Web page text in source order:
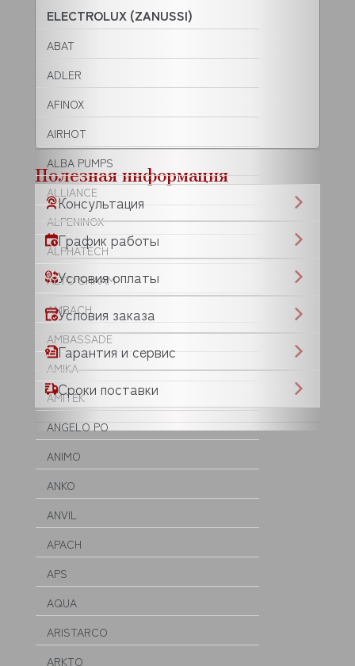
ELECTROLUX (ZANUSSI)
ABAT
ADLER
AFINOX
AIRHOT
ALBA PUMPS
ALLIANCE
ALPENINOX
ALPHATECH
ALTO SHAAM
AMBACH
AMBASSADE
AMIKA
AMITEK
ANGELO PO
ANIMO
ANKO
ANVIL
APACH
APS
AQUA
ARISTARCO
ARKTO
Полезная информация
Консультация
График работы
Условия оплаты
Условия заказа
Гарантия и сервис
Сроки поставки